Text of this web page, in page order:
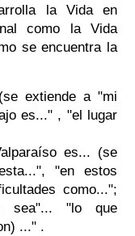
la Vida en
como la Vida
se encuentra la
extiende a "mi
es..." , "el lugar
es... (se
"en estos
como...";
sea"... "lo que
..." .